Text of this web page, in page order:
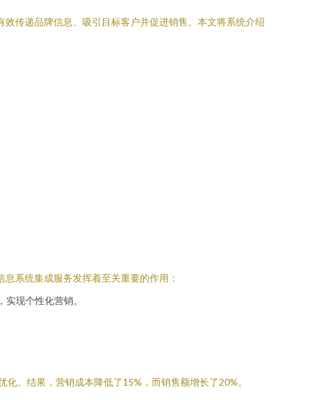
传递品牌信息、吸引目标客户并促进销售。本文将系统介绍
系统集成服务发挥着至关重要的作用：
现个性化营销。
。结果，营销成本降低了15%，而销售额增长了20%。